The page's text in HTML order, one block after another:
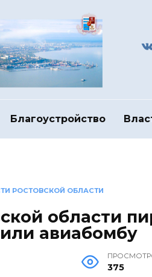
Благоустройство
РОСТОВСКОЙ ОБЛАСТИ
области
авиабомбу
375